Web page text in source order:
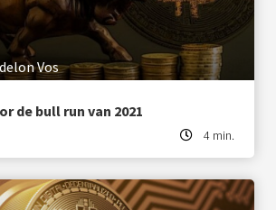
Vos
de bull run van 2021
4 min.